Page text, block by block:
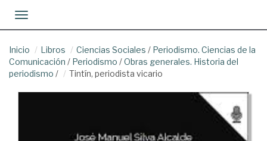
Toggle navigation
Inicio Libros Ciencias Sociales / Periodismo. Ciencias de la
Comunicación / Periodismo /Obras generales. Historia del
periodismo / Tintín, periodista vicario